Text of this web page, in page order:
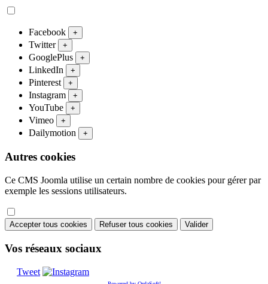
Facebook +
Twitter +
GooglePlus +
LinkedIn +
Pinterest +
Instagram +
YouTube +
Vimeo +
Dailymotion +
Autres cookies
Ce CMS Joomla utilise un certain nombre de cookies pour gérer par
exemple les sessions utilisateurs.
Accepter tous cookies Refuser tous cookies Valider
Vos réseaux sociaux
Tweet